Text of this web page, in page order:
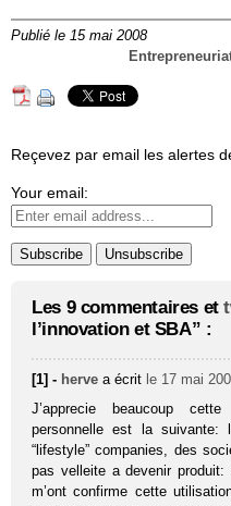
Publié le 15 mai 2008
Reçevez par email les alertes
Your email:
Les 9 commentaires et
l’innovation et SBA” :
[1] - herve a écrit le 17 mai
J’apprecie beaucoup
personnelle est la
“lifestyle” companies, des
pas velleite a devenir
m’ont confirme cette